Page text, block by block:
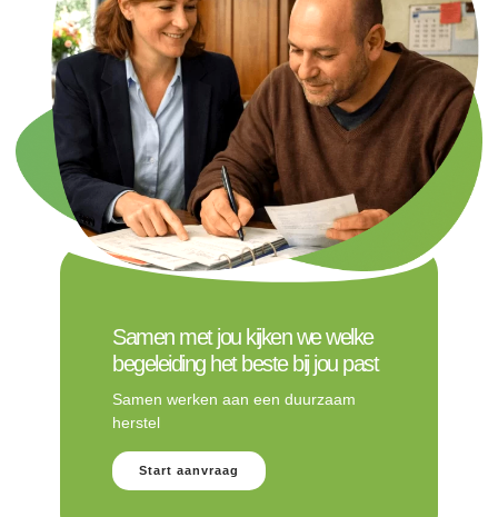
Samen met jou kijken we welke
begeleiding het beste bij jou past
Samen werken aan een duurzaam
herstel
Start aanvraag